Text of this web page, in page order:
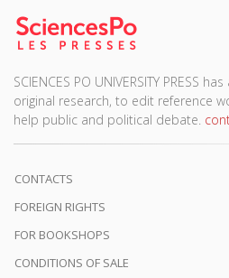
SCIENCES PO UNIVERSITY PRESS
original research, to edit reference
help public and political debate.
CONTACTS
FOREIGN RIGHTS
FOR BOOKSHOPS
CONDITIONS OF SALE